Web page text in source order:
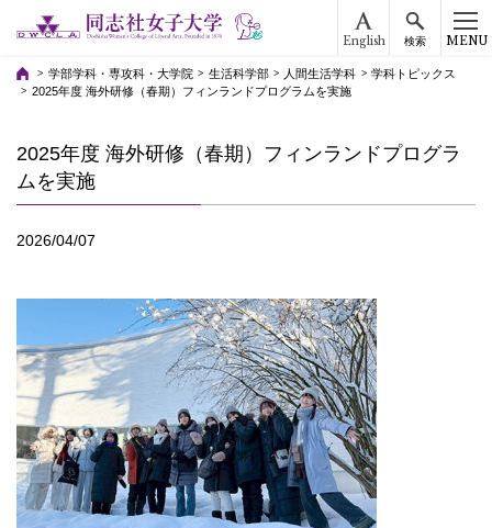
English 検索 MENU
学部学科・専攻科・大学院 生活科学部 人間生活学科
学科トピックス
2025年度 海外研修（春期）フィンランドプログラムを実施
2025年度 海外研修（春期）フィンランドプログラ
ムを実施
2026/04/07